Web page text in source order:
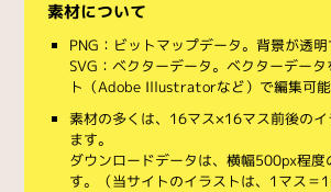
素材について
PNG：ビットマップデータ。背景が透明
SVG：ベクターデータ。ベクターデー
ト（Adobe Illustratorなど）で編集可能
素材の多くは、16マス×16マス前後の
ます。
ダウンロードデータは、横幅500px程度
す。（当サイトのイラストは、1マス＝